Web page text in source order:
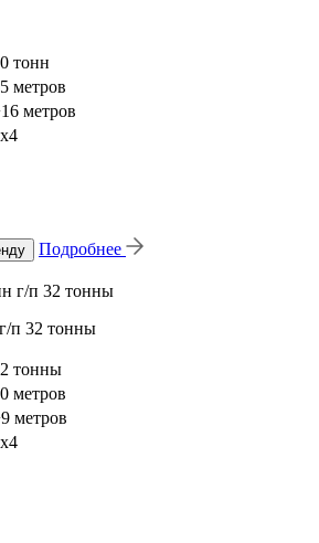
тонн
метров
метров
Подробнее
п 32 тонны
тонны
метров
метров